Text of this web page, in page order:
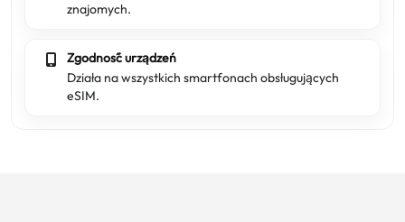
znajomych.
Zgodność urządzeń
Działa na wszystkich smartfonach obsługujących
eSIM.